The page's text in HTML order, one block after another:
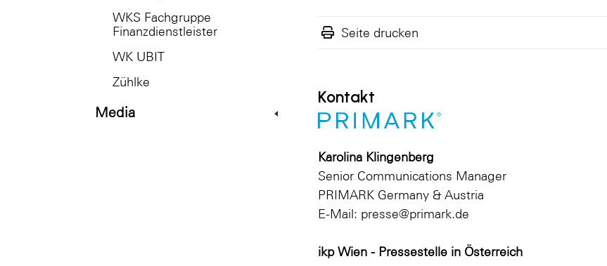
WKS Fachgruppe
Finanzdienstleister
WK UBIT
Zühlke
Media
Seite drucken
Kontakt
Karolina Klingenberg
Senior Communications Manager
PRIMARK Germany & Austria
E-Mail: presse@primark.de
ikp Wien - Pressestelle in Österreich